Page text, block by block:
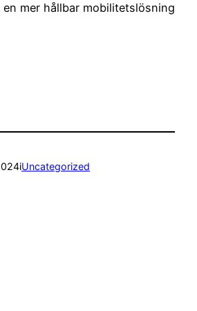
mer hållbar mobilitetslösning
iUncategorized